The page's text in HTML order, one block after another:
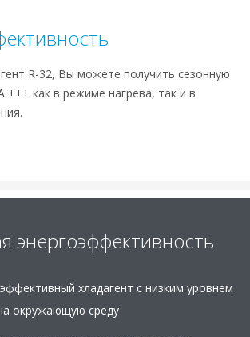
R-32, Вы можете получить сезонную
+++ как в режиме нагрева, так и в
энергоэффективность
хладагент с низким уровнем
окружающую среду